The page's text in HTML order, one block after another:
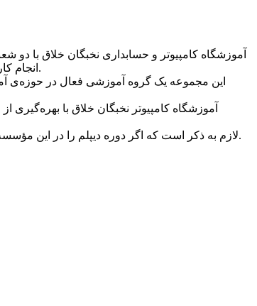
آموزشگاه کامپیوتر و حسابداری نخبگان خلاق با
انجام کارهایی جدید در زندگی داریم. یکی از این کارها کسب مهارت و دانش‌اندوزی است. چه‌بهتر که این مهارت هم‌راستا با علمی باشد که جهان را درنوردیده است.
این مجموعه یک گروه آموزشی فعال در حوزه‌ی
آموزشگاه کامپیوتر نخبگان خلاق با
لازم به ذکر است که اگر دوره دیپلم را در این مؤسسه فراگرفته باشید با اخذ دیپلم رسمی با مدرک معتبر از سازمان فنی‌وحرفه‌ای مورد تائید آموزش‌وپرورش، قادر خواهید بود بدون کنکور وارد دانشگاه شوید.